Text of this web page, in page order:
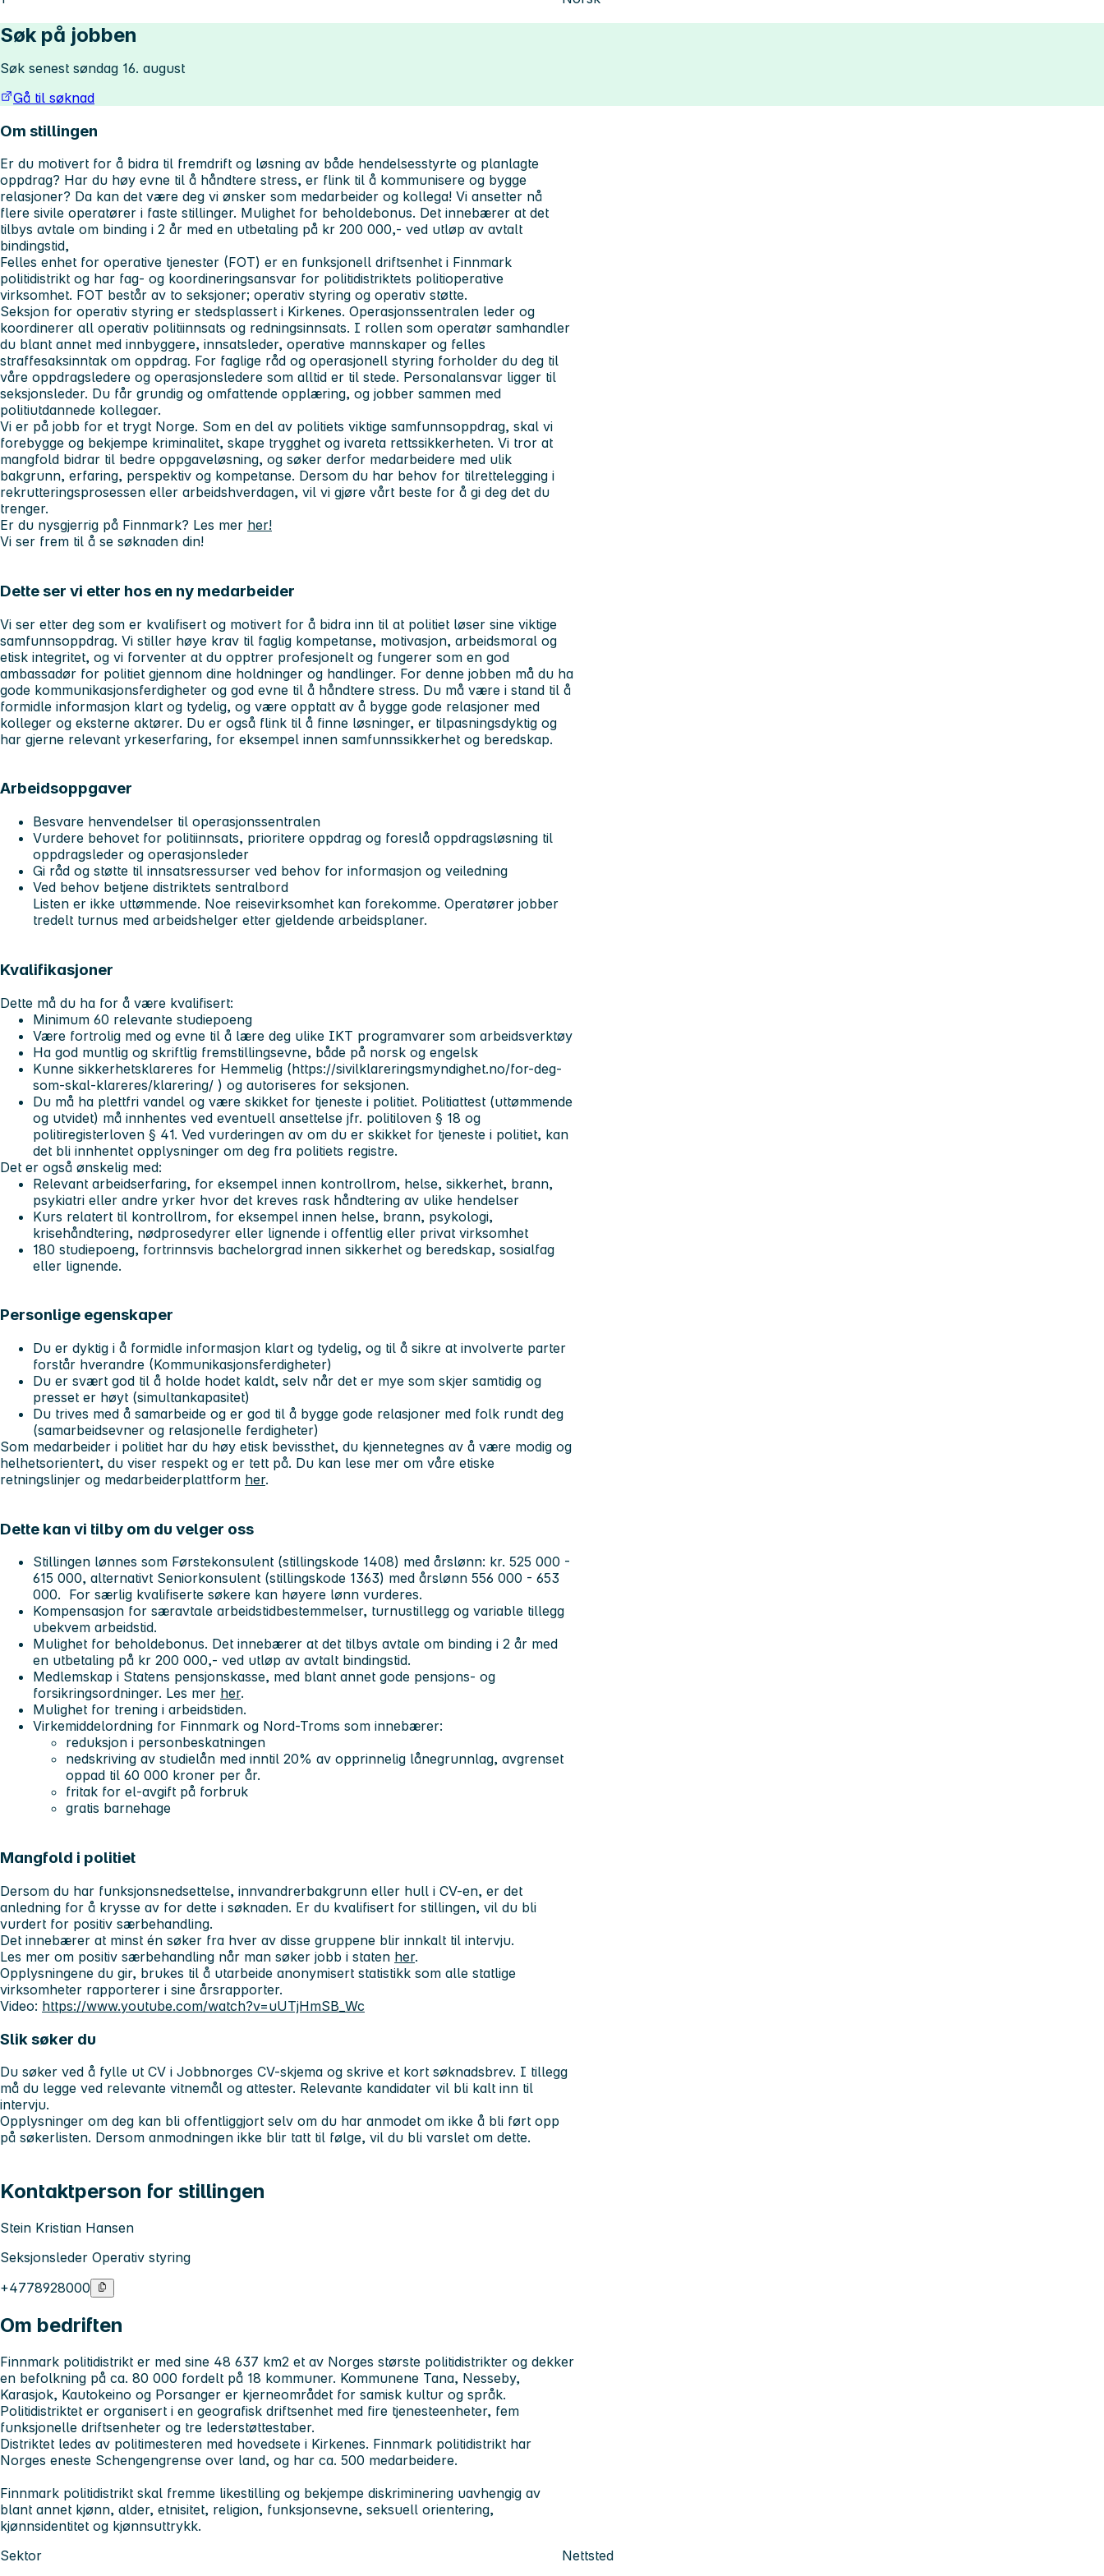
Søk på jobben
Søk senest søndag 16. august
Gå til søknad
Om stillingen
Er du motivert for å bidra til fremdrift og løsning av både hendelsesstyrte og planlagte
oppdrag? Har du høy evne til å håndtere stress, er flink til å kommunisere og bygge
relasjoner? Da kan det være deg vi ønsker som medarbeider og kollega! Vi ansetter nå
flere sivile operatører i faste stillinger. Mulighet for beholdebonus. Det innebærer at det
tilbys avtale om binding i 2 år med en utbetaling på kr 200 000,- ved utløp av avtalt
bindingstid,
Felles enhet for operative tjenester (FOT) er en funksjonell driftsenhet i Finnmark
politidistrikt og har fag- og koordineringsansvar for politidistriktets politioperative
virksomhet. FOT består av to seksjoner; operativ styring og operativ støtte.
Seksjon for operativ styring er stedsplassert i Kirkenes. Operasjonssentralen leder og
koordinerer all operativ politiinnsats og redningsinnsats. I rollen som operatør samhandler
du blant annet med innbyggere, innsatsleder, operative mannskaper og felles
straffesaksinntak om oppdrag. For faglige råd og operasjonell styring forholder du deg til
våre oppdragsledere og operasjonsledere som alltid er til stede. Personalansvar ligger til
seksjonsleder. Du får grundig og omfattende opplæring, og jobber sammen med
politiutdannede kollegaer.
Vi er på jobb for et trygt Norge. Som en del av politiets viktige samfunnsoppdrag, skal vi
forebygge og bekjempe kriminalitet, skape trygghet og ivareta rettssikkerheten. Vi tror at
mangfold bidrar til bedre oppgaveløsning, og søker derfor medarbeidere med ulik
bakgrunn, erfaring, perspektiv og kompetanse. Dersom du har behov for tilrettelegging i
rekrutteringsprosessen eller arbeidshverdagen, vil vi gjøre vårt beste for å gi deg det du
trenger.
Er du nysgjerrig på Finnmark? Les mer her!
Vi ser frem til å se søknaden din!
Dette ser vi etter hos en ny medarbeider
Vi ser etter deg som er kvalifisert og motivert for å bidra inn til at politiet løser sine viktige
samfunnsoppdrag. Vi stiller høye krav til faglig kompetanse, motivasjon, arbeidsmoral og
etisk integritet, og vi forventer at du opptrer profesjonelt og fungerer som en god
ambassadør for politiet gjennom dine holdninger og handlinger. For denne jobben må du ha
gode kommunikasjonsferdigheter og god evne til å håndtere stress. Du må være i stand til å
formidle informasjon klart og tydelig, og være opptatt av å bygge gode relasjoner med
kolleger og eksterne aktører. Du er også flink til å finne løsninger, er tilpasningsdyktig og
har gjerne relevant yrkeserfaring, for eksempel innen samfunnssikkerhet og beredskap.
Arbeidsoppgaver
Besvare henvendelser til operasjonssentralen
Vurdere behovet for politiinnsats, prioritere oppdrag og foreslå oppdragsløsning til
oppdragsleder og operasjonsleder
Gi råd og støtte til innsatsressurser ved behov for informasjon og veiledning
Ved behov betjene distriktets sentralbord
Listen er ikke uttømmende. Noe reisevirksomhet kan forekomme. Operatører jobber
tredelt turnus med arbeidshelger etter gjeldende arbeidsplaner.
Kvalifikasjoner
Dette må du ha for å være kvalifisert:
Minimum 60 relevante studiepoeng
Være fortrolig med og evne til å lære deg ulike IKT programvarer som arbeidsverktøy
Ha god muntlig og skriftlig fremstillingsevne, både på norsk og engelsk
Kunne sikkerhetsklareres for Hemmelig (https://sivilklareringsmyndighet.no/for-deg-
som-skal-klareres/klarering/ ) og autoriseres for seksjonen.
Du må ha plettfri vandel og være skikket for tjeneste i politiet. Politiattest (uttømmende
og utvidet) må innhentes ved eventuell ansettelse jfr. politiloven § 18 og
politiregisterloven § 41. Ved vurderingen av om du er skikket for tjeneste i politiet, kan
det bli innhentet opplysninger om deg fra politiets registre.
Det er også ønskelig med:
Relevant arbeidserfaring, for eksempel innen kontrollrom, helse, sikkerhet, brann,
psykiatri eller andre yrker hvor det kreves rask håndtering av ulike hendelser
Kurs relatert til kontrollrom, for eksempel innen helse, brann, psykologi,
krisehåndtering, nødprosedyrer eller lignende i offentlig eller privat virksomhet
180 studiepoeng, fortrinnsvis bachelorgrad innen sikkerhet og beredskap, sosialfag
eller lignende.
Personlige egenskaper
Du er dyktig i å formidle informasjon klart og tydelig, og til å sikre at involverte parter
forstår hverandre (Kommunikasjonsferdigheter)
Du er svært god til å holde hodet kaldt, selv når det er mye som skjer samtidig og
presset er høyt (simultankapasitet)
Du trives med å samarbeide og er god til å bygge gode relasjoner med folk rundt deg
(samarbeidsevner og relasjonelle ferdigheter)
Som medarbeider i politiet har du høy etisk bevissthet, du kjennetegnes av å være modig og
helhetsorientert, du viser respekt og er tett på. Du kan lese mer om våre etiske
retningslinjer og medarbeiderplattform her.
Dette kan vi tilby om du velger oss
Stillingen lønnes som Førstekonsulent (stillingskode 1408) med årslønn: kr. 525 000 -
615 000, alternativt Seniorkonsulent (stillingskode 1363) med årslønn 556 000 - 653
000. For særlig kvalifiserte søkere kan høyere lønn vurderes.
Kompensasjon for særavtale arbeidstidbestemmelser, turnustillegg og variable tillegg
ubekvem arbeidstid.
Mulighet for beholdebonus. Det innebærer at det tilbys avtale om binding i 2 år med
en utbetaling på kr 200 000,- ved utløp av avtalt bindingstid.
Medlemskap i Statens pensjonskasse, med blant annet gode pensjons- og
forsikringsordninger. Les mer her.
Mulighet for trening i arbeidstiden.
Virkemiddelordning for Finnmark og Nord-Troms som innebærer:
reduksjon i personbeskatningen
nedskriving av studielån med inntil 20% av opprinnelig lånegrunnlag, avgrenset
oppad til 60 000 kroner per år.
fritak for el-avgift på forbruk
gratis barnehage
Mangfold i politiet
Dersom du har funksjonsnedsettelse, innvandrerbakgrunn eller hull i CV-en, er det
anledning for å krysse av for dette i søknaden. Er du kvalifisert for stillingen, vil du bli
vurdert for positiv særbehandling.
Det innebærer at minst én søker fra hver av disse gruppene blir innkalt til intervju.
Les mer om positiv særbehandling når man søker jobb i staten her.
Opplysningene du gir, brukes til å utarbeide anonymisert statistikk som alle statlige
virksomheter rapporterer i sine årsrapporter.
Video: https://www.youtube.com/watch?v=uUTjHmSB_Wc
Slik søker du
Du søker ved å fylle ut CV i Jobbnorges CV-skjema og skrive et kort søknadsbrev. I tillegg
må du legge ved relevante vitnemål og attester. Relevante kandidater vil bli kalt inn til
intervju.
Opplysninger om deg kan bli offentliggjort selv om du har anmodet om ikke å bli ført opp
på søkerlisten. Dersom anmodningen ikke blir tatt til følge, vil du bli varslet om dette.
Kontaktperson for stillingen
Stein Kristian Hansen
Seksjonsleder Operativ styring
+4778928000
Om bedriften
Finnmark politidistrikt er med sine 48 637 km2 et av Norges største politidistrikter og dekker
en befolkning på ca. 80 000 fordelt på 18 kommuner. Kommunene Tana, Nesseby,
Karasjok, Kautokeino og Porsanger er kjerneområdet for samisk kultur og språk.
Politidistriktet er organisert i en geografisk driftsenhet med fire tjenesteenheter, fem
funksjonelle driftsenheter og tre lederstøttestaber.
Distriktet ledes av politimesteren med hovedsete i Kirkenes. Finnmark politidistrikt har
Norges eneste Schengengrense over land, og har ca. 500 medarbeidere.
Finnmark politidistrikt skal fremme likestilling og bekjempe diskriminering uavhengig av
blant annet kjønn, alder, etnisitet, religion, funksjonsevne, seksuell orientering,
kjønnsidentitet og kjønnsuttrykk.
Sektor
Nettsted